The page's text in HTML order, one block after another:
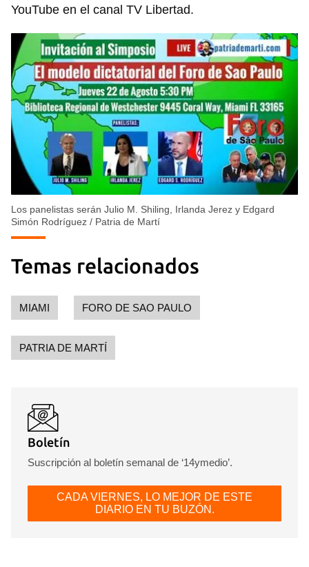
YouTube en el canal TV Libertad.
Los panelistas serán Julio M. Shiling, Irlanda Jerez y Edgard
Simón Rodríguez / Patria de Martí
Temas relacionados
MIAMI FORO DE SAO PAULO
PATRIA DE MARTÍ
Boletín
Suscripción al boletín semanal de ‘14ymedio’.
CADA VIERNES, LO MEJOR DE ESTE
DIARIO EN TU BUZÓN.